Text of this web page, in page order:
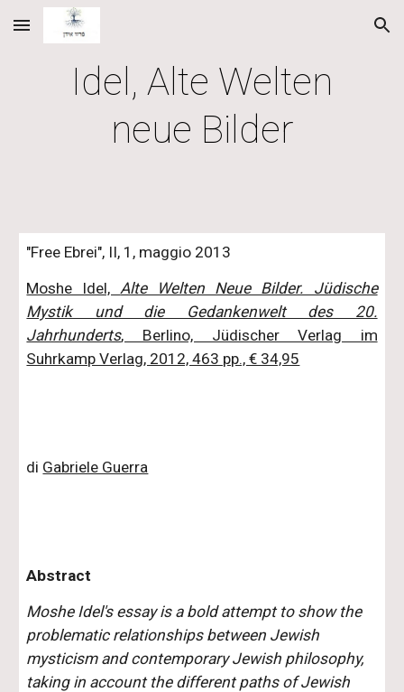
Skip to main content Skip to navigation
Idel, Alte Welten
neue Bilder
"Free Ebrei", II, 1, maggio 2013
Moshe Idel,Alte Welten Neue Bilder. Jüdische
Mystik und die Gedankenwelt des 20.
Jahrhunderts, Berlino, Jüdischer Verlag im
Suhrkamp Verlag, 2012, 463 pp., € 34,95
di Gabriele Guerra
Abstract
Moshe Idel's essay is a bold attempt to show the
problematic relationships between Jewish
mysticism and contemporary Jewish philosophy,
taking in account the different paths of Jewish